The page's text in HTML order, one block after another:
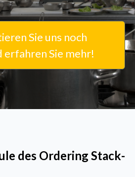
Sie uns noch
erfahren Sie mehr!
des Ordering Stack-